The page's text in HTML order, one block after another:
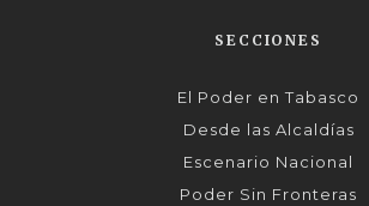
SECCIONES
El Poder en Tabasco
Desde las Alcaldías
Escenario Nacional
Poder Sin Fronteras